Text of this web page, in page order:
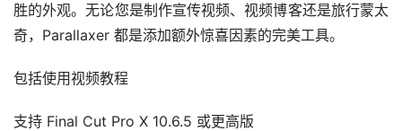
胜的外观。无论您是制作宣传视频、视频博客还是旅行蒙太
奇，Parallaxer 都是添加额外惊喜因素的完美工具。
包括使用视频教程
支持 Final Cut Pro X 10.6.5 或更高版